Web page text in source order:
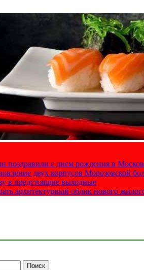
с днем рождения в
двух корпусов Морозовской
в предстоящие выходные
архитектурный облик нового